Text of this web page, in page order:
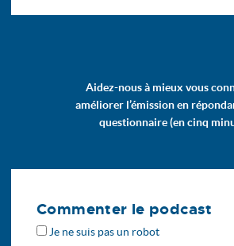
Aidez-nous à mieux vous
améliorer l’émission en
questionnaire (en cinq
Commenter le podcast
Je ne suis pas un robot